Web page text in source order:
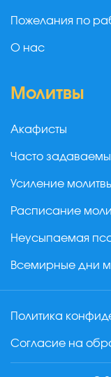
Пожелания по
О нас
Молитвы
Акафисты
Часто
Усиление
Расписание
Неусыпаемая
Всемирные дни
Политика
Согласие на